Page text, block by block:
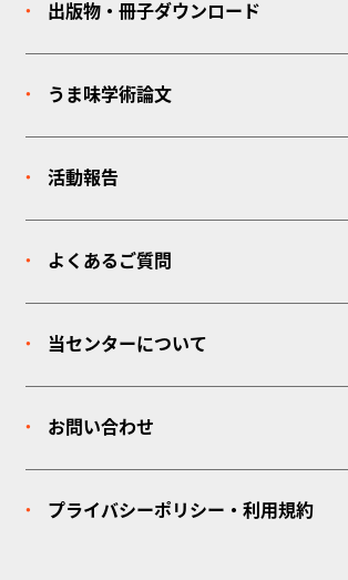
出版物・冊子ダウンロード
うま味学術論文
活動報告
よくあるご質問
当センターについて
お問い合わせ
プライバシーポリシー・利用規約